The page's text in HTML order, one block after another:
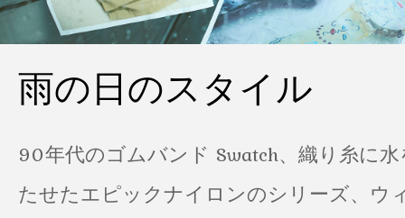
雨の日のスタイル
90年代のゴムバンド Swatch、織り糸に
たせたエピックナイロンのシリーズ、ウ